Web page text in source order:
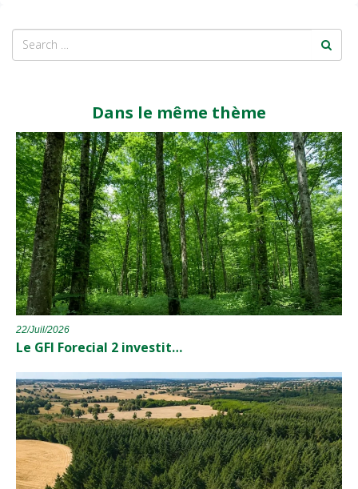
Dans le même thème
22/Juil/2026
Le GFI Forecial 2 investit…